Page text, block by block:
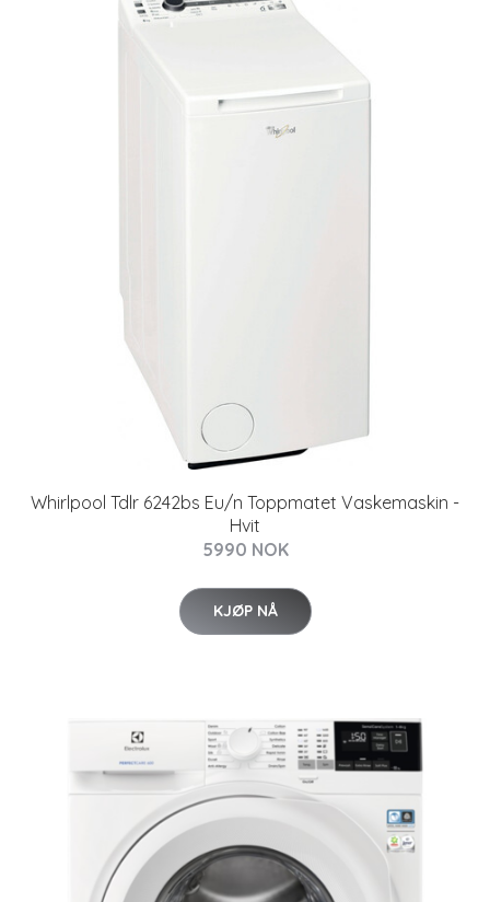
Whirlpool Tdlr 6242bs Eu/n Toppmatet Vaskemaskin -
Hvit
5990 NOK
KJØP NÅ